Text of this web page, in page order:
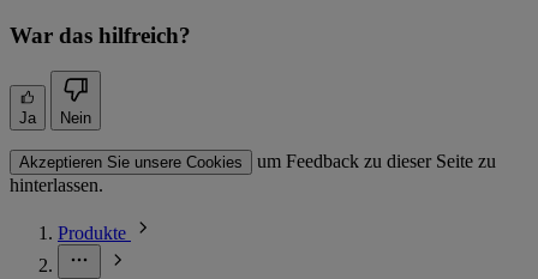
War das hilfreich?
Ja Nein
Akzeptieren Sie unsere Cookies
um Feedback zu dieser Seite zu
hinterlassen.
Produkte